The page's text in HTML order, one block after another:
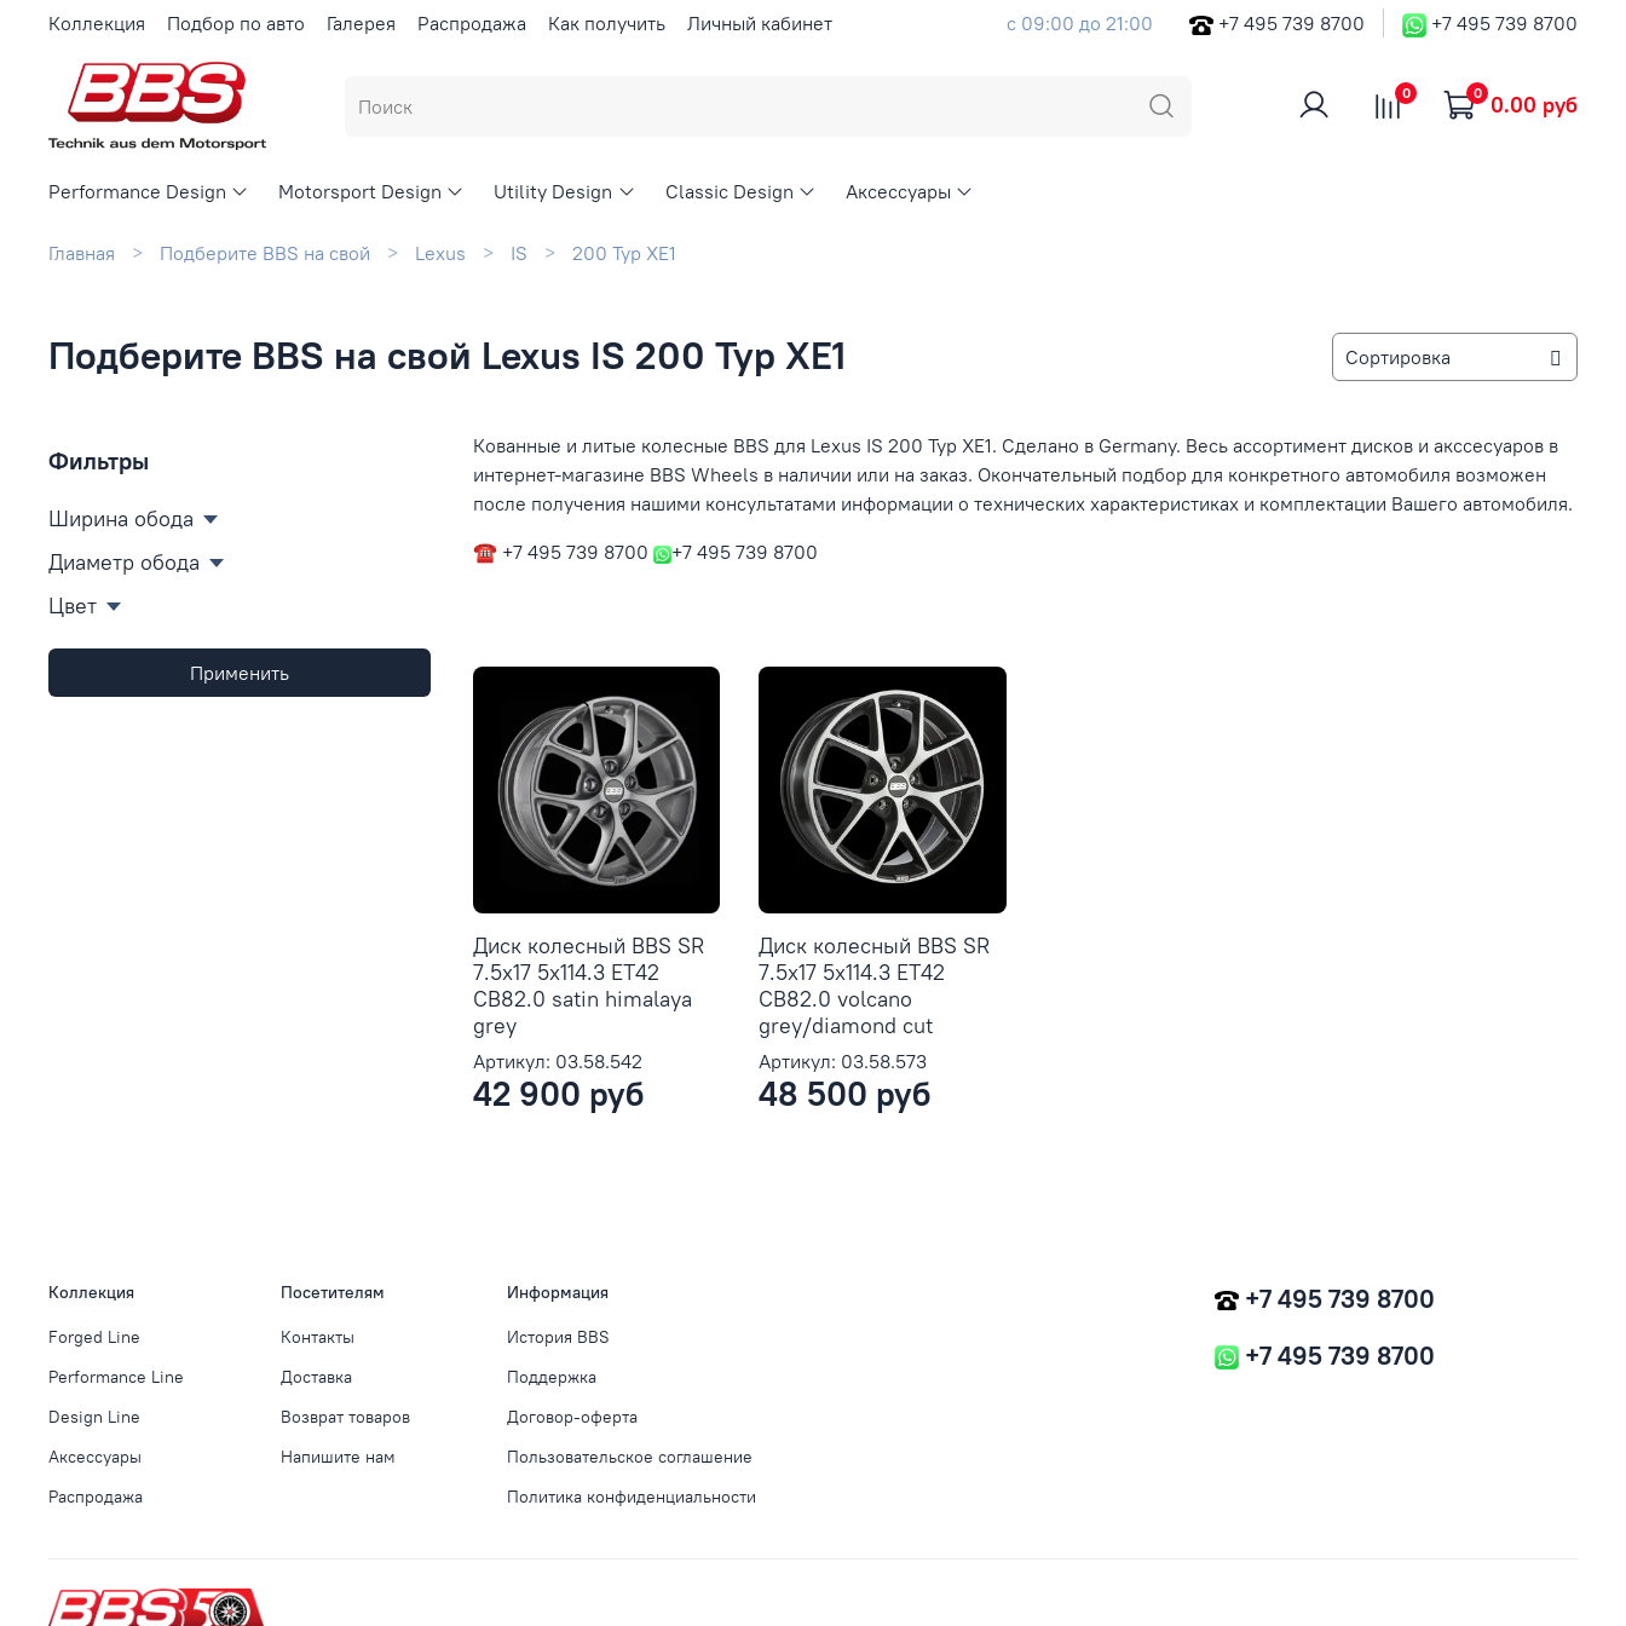
Коллекция Подбор по авто Галерея Распродажа Как получить Личный кабинет с 09:00 до 21:00 +7 495 739 8700 +7 495 739 8700
0 0 0.00 руб
Performance Design Motorsport Design Utility Design Classic Design Аксессуары
Главная Подберите BBS на свой Lexus IS 200 Typ XE1
Подберите BBS на свой Lexus IS 200 Typ XE1
Кованные и литые колесные BBS для Lexus IS 200 Typ XE1. Сделано в Germany. Весь ассортимент дисков и акссесуаров в
интернет-магазине BBS Wheels в наличии или на заказ. Окончательный подбор для конкретного автомобиля возможен
после получения нашими консультатами информации о технических характеристиках и комплектации Вашего автомобиля.
☎ +7 495 739 8700
+7 495 739 8700
Диск колесный BBS SR
7.5x17 5x114.3 ET42
CB82.0 satin himalaya
grey
Артикул: 03.58.542
42 900 руб
Диск колесный BBS SR
7.5x17 5x114.3 ET42
CB82.0 volcano
grey/diamond cut
Артикул: 03.58.573
48 500 руб
Фильтры
Ширина обода
Диаметр обода
Цвет
Применить
Коллекция
Forged Line
Performance Line
Design Line
Аксессуары
Распродажа
Посетителям
Контакты
Доставка
Возврат товаров
Напишите нам
Информация
История BBS
Поддержка
Договор-оферта
Пользовательское соглашение
Политика конфиденциальности
+7 495 739 8700
+7 495 739 8700